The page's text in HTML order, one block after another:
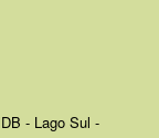
- Lago Sul -